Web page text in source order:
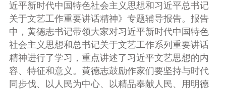
近平新时代中国特色社会主义思想和习近平总书记
关于文艺工作重要讲话精神》专题辅导报告。报告
中，黄德志书记带领大家对习近平新时代中国特色
社会主义思想和总书记关于文艺工作系列重要讲话
精神进行了学习，重点讲述了习近平文艺思想的内
容、特征和意义。黄德志鼓励作家们要坚持与时代
同步伐、以人民为中心、以精品奉献人民、用明德